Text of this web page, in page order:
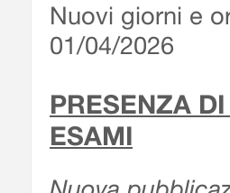
Nuovi giorni e
01/04/2026
PRESENZA
ESAMI